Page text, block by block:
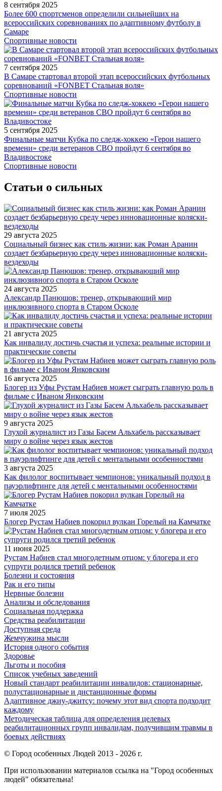
8 сентября 2025
Более 600 спортсменов определили сильнейших на
всероссийских соревнованиях по адаптивному футболу в
Самаре
Спортивные новости
7 сентября 2025
В Самаре стартовал второй этап всероссийских футбольных
соревнований «FONBET Стальная воля»
Спортивные новости
5 сентября 2025
Финальные матчи Кубка по следж-хоккею «Герои нашего
времени» среди ветеранов СВО пройдут 6 сентября во
Владивостоке
Спортивные новости
Статьи о сильных
29 августа 2025
Социальный бизнес как стиль жизни: как Роман Аранин
создает безбарьерную среду через инновационные коляски-
вездеходы
24 августа 2025
Александр Панюшов: тренер, открывающий мир
инклюзивного спорта в Старом Осколе
21 августа 2025
Как инвалиду достичь счастья и успеха: реальные истории и
практические советы
16 августа 2025
Блогер из Уфы Рустам Набиев может сыграть главную роль в
фильме с Иваном Янковским
9 августа 2025
Глухой журналист из Газы Басем Альхабель рассказывает
миру о войне через язык жестов
3 августа 2025
Как филолог воспитывает чемпионов: уникальный подход в
пауэрлифтинге для детей с ментальными особенностями
7 июля 2025
Блогер Рустам Набиев покорил вулкан Горелый на Камчатке
11 июня 2025
Рустам Набиев стал многодетным отцом: у блогера и его
супруги родился третий ребенок
Болезни и состояния
Рак и его типы
Нервные болезни
Анализы и обследования
Социальная поддержка
Средства реабилитации
Доступная среда
Жемчужина мысли
История одного события
Здоровье
Льготы и пособия
Список учебных заведений
Новый стандарт реабилитации инвалидов: стационарные,
полустационарные и дистанционные формы
Адаптивное джиу-джитсу: почему этот вид спорта подходит
каждому
Методическая таблица для определения целевых
реабилитационных групп инвалидам, получившим травмы в
боевых действиях
© Город особенных Людей 2013 - 2026 г.
При использовании материалов ссылка на "Город особенных
людей" обязательна!